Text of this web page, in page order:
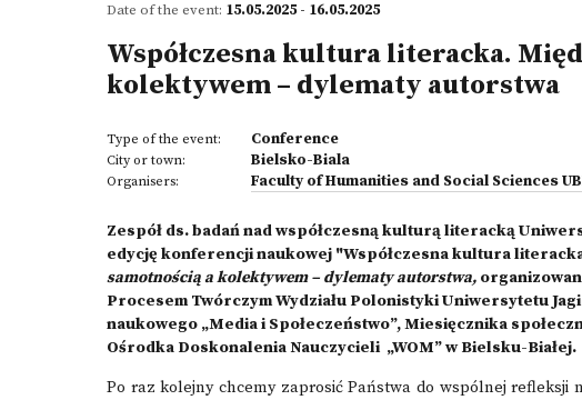
Date of the event: 15.05.2025 - 16.05.2025
Współczesna kultura literacka.
kolektywem – dylematy autorstwa
Type of the event: Conference
City or town: Bielsko-Biala
Organisers: Faculty of Humanities and Social Sciences
Zespół ds. badań nad współczesną kulturą literacką
edycję konferencji naukowej "Współczesna kultura
samotnością a kolektywem – dylematy autorstwa,
Procesem Twórczym Wydziału Polonistyki Uniwersytetu
naukowego „Media i Społeczeństwo”, Miesięcznika
Ośrodka Doskonalenia Nauczycieli „WOM” w Bielsku-Białej.
Po raz kolejny chcemy zaprosić Państwa do wspólnej refleksji